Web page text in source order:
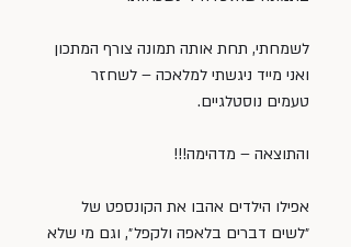
לשמחתי, תחת אותה תמונה צורף המתכון
ואני מייד ניגשתי למלאכה – לשחזר
טעמים נוסטלגיים.
והתוצאה – מדהימה!!!
אפילו הילדים אהבו את הקונספט של
״לשים דברים בלאפה ולקפל״, וגם מי שלא